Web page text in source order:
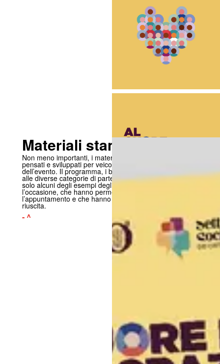
Materiali stampati
Non meno importanti, i materiali stampati sono stati
pensati e sviluppati per veicolare i valori e l’immagine
dell’evento. Il programma, i badge personalizzati in base
alle diverse categorie di partecipanti e i quaderni sono
solo alcuni degli esempi degli strumenti realizzati per
l’occasione, che hanno permesso di comunicare
l’appuntamento e che hanno contribuito alla sua buona
riuscita.
- ^